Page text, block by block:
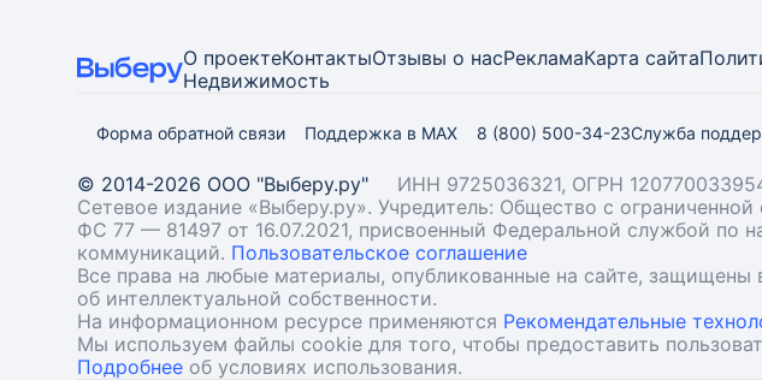
О проектеКонтактыОтзывы о насРекламаКарта сайта
Недвижимость
Форма обратной связи Поддержка в MAX 8 (800) 500-34-23Служба
© 2014-2026 ООО "Выберу.ру"
ИНН 9725036321, ОГРН
Сетевое издание «Выберу.ру». Учредитель: Общество с
ФС 77 — 81497 от 16.07.2021, присвоенный Федеральной службой по
коммуникаций. Пользовательское соглашение
Все права на любые материалы, опубликованные на сайте,
об интеллектуальной собственности.
На информационном ресурсе применяются Рекомендательные
Мы используем файлы cookie для того, чтобы предоставить
Подробнее об условиях использования.